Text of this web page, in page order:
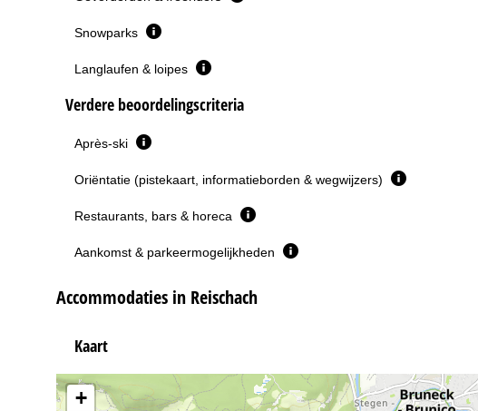
Snowparks
Langlaufen & loipes
Verdere beoordelingscriteria
Après-ski
Oriëntatie (pistekaart, informatieborden & wegwijzers)
Restaurants, bars & horeca
Aankomst & parkeermogelijkheden
Accommodaties in Reischach
Kaart
+